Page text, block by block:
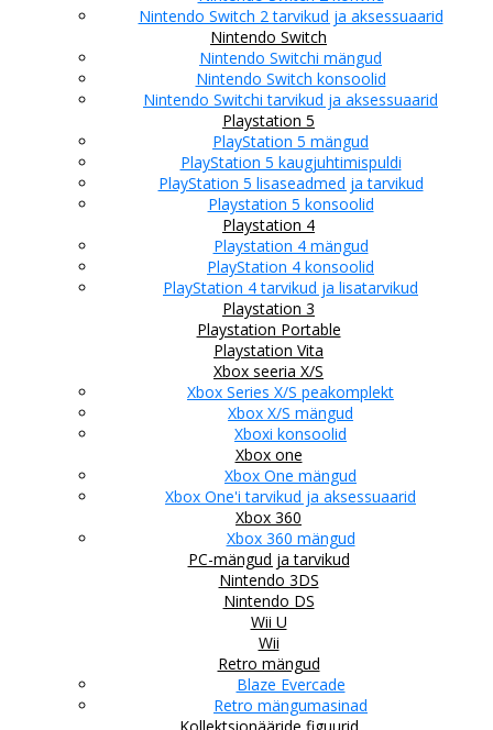
Nintendo Switch 2 tarvikud ja aksessuaarid
Nintendo Switch
Nintendo Switchi mängud
Nintendo Switch konsoolid
Nintendo Switchi tarvikud ja aksessuaarid
Playstation 5
PlayStation 5 mängud
PlayStation 5 kaugjuhtimispuldi
PlayStation 5 lisaseadmed ja tarvikud
Playstation 5 konsoolid
Playstation 4
Playstation 4 mängud
PlayStation 4 konsoolid
PlayStation 4 tarvikud ja lisatarvikud
Playstation 3
Playstation Portable
Playstation Vita
Xbox seeria X/S
Xbox Series X/S peakomplekt
Xbox X/S mängud
Xboxi konsoolid
Xbox one
Xbox One mängud
Xbox One'i tarvikud ja aksessuaarid
Xbox 360
Xbox 360 mängud
PC-mängud ja tarvikud
Nintendo 3DS
Nintendo DS
Wii U
Wii
Retro mängud
Blaze Evercade
Retro mängumasinad
Kollektsionääride figuurid